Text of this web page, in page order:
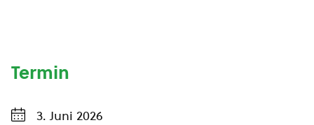
Termin
3. Juni 2026